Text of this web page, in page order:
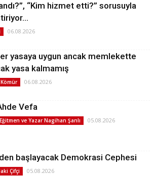
“Kim hizmet etti?” sorusuyla
06.08.2026
yasaya uygun ancak memlekette
yasa kalmamış
06.08.2026
Vefa
Eğitmen ve Yazar Nagihan Şanlı 05.08.2026
başlayacak Demokrasi Cephesi
Çifçi 05.08.2026